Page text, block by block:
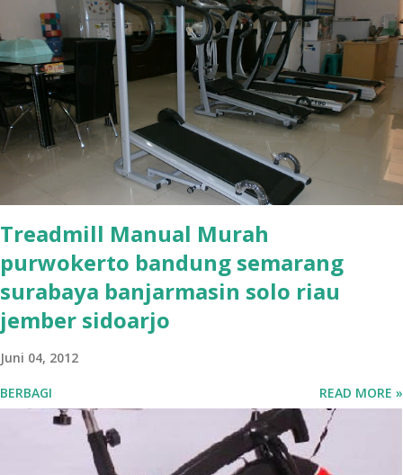
Treadmill Manual Murah
purwokerto bandung semarang
surabaya banjarmasin solo riau
jember sidoarjo
Juni 04, 2012
BERBAGI READ MORE »